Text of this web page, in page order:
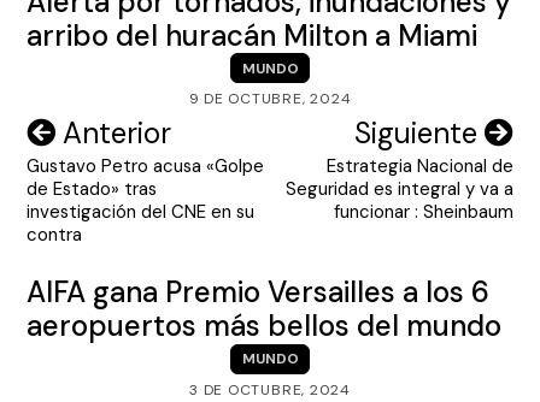
arribo del huracán Milton a Miami
MUNDO
9 DE OCTUBRE, 2024
Navegación
de
entradas
Anterior
Gustavo Petro acusa «Golpe
de Estado» tras
investigación del CNE en su
contra
Siguiente
Estrategia Nacional de
Seguridad es integral y va a
funcionar : Sheinbaum
AIFA gana Premio Versailles a los 6
aeropuertos más bellos del mundo
MUNDO
3 DE OCTUBRE, 2024